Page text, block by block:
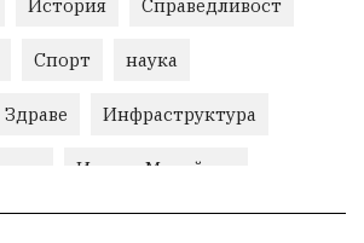
История Справедливост
Спорт наука
Здраве Инфраструктура
ИвелинМихайлов